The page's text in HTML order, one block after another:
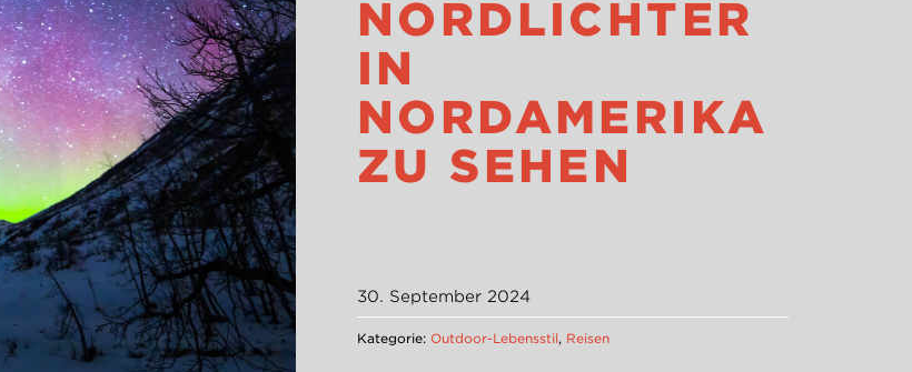
ORDLICHTER I
N N
ORDAMERIKA Z
U SEHEN
30. September 2024
Kategorie: Outdoor-Lebensstil, Reisen